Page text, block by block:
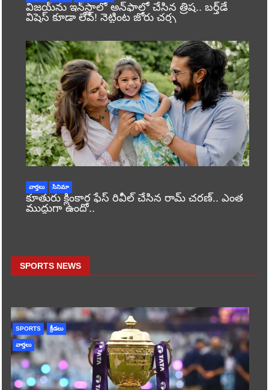
విజయ్‌ను ఇన్‌స్టాలో అన్‌ఫాలో చేసిన త్రిష.. బర్త్‌డే
విషెస్ కూడా లేవ్! నెట్టింట జోరు చర్చ
వార్తలు సినిమా
కూతురు క్లింకార ఫేస్ రివీల్ చేసిన రామ్ చరణ్.. ఎంత
ముద్దుగా ఉందో..
SPORTS NEWS
SPORTS క్రీడలు
వార్తలు